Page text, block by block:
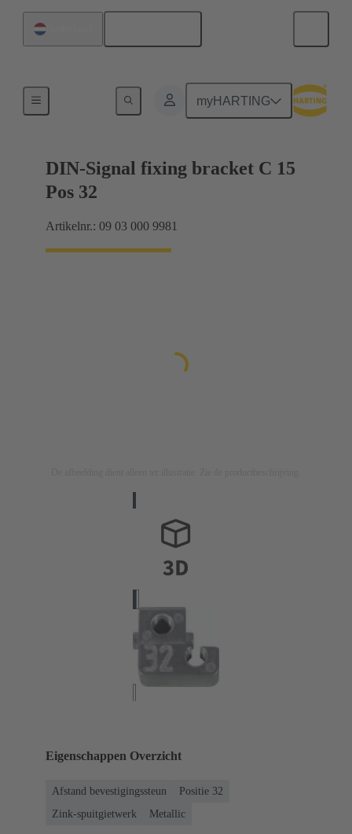
myHARTING
Moederbord naar dochterkaart-aansluiting
DIN-Signal fixing bracket C 15
Pos 32
Artikelnr.: 09 03 000 9981
Eigenschappen Overzicht
Afstand bevestigingssteun
Positie 32
Zink-spuitgietwerk
Metallic